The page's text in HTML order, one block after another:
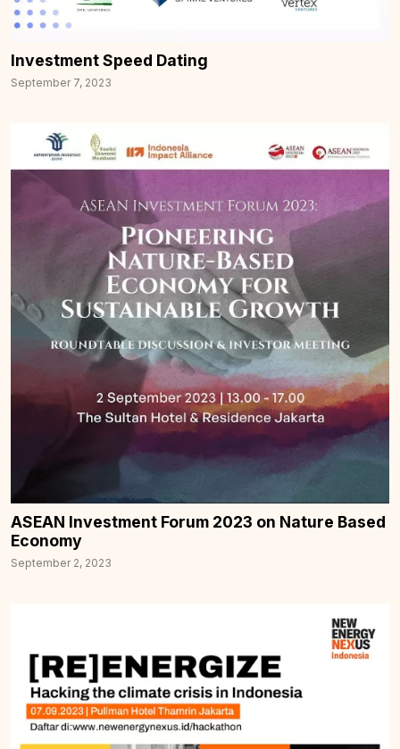
Investment Speed Dating
September 7, 2023
ASEAN Investment Forum 2023 on Nature Based
Economy
September 2, 2023